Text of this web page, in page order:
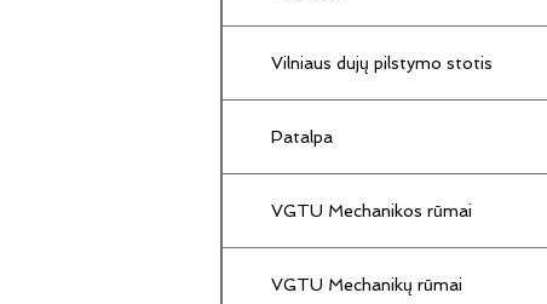
Vilniaus dujų pilstymo stotis
Patalpa
VGTU Mechanikos rūmai
VGTU Mechanikų rūmai